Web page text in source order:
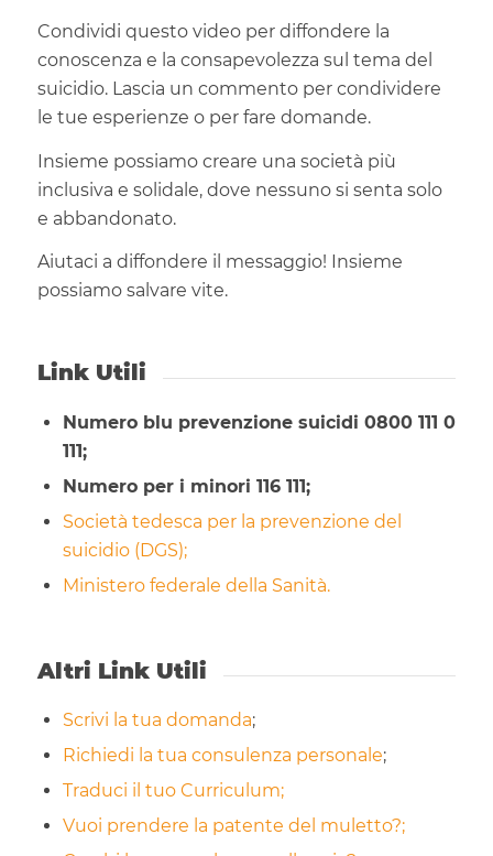
Condividi questo video per diffondere la
conoscenza e la consapevolezza sul tema del
suicidio. Lascia un commento per condividere
le tue esperienze o per fare domande.
Insieme possiamo creare una società più
inclusiva e solidale, dove nessuno si senta solo
e abbandonato.
Aiutaci a diffondere il messaggio! Insieme
possiamo salvare vite.
Link Utili
Numero blu prevenzione suicidi 0800 111 0
111;
Numero per i minori 116 111;
Società tedesca per la prevenzione del
suicidio (DGS);
Ministero federale della Sanità.
Altri Link Utili
Scrivi la tua domanda;
Richiedi la tua consulenza personale;
Traduci il tuo Curriculum;
Vuoi prendere la patente del muletto?;